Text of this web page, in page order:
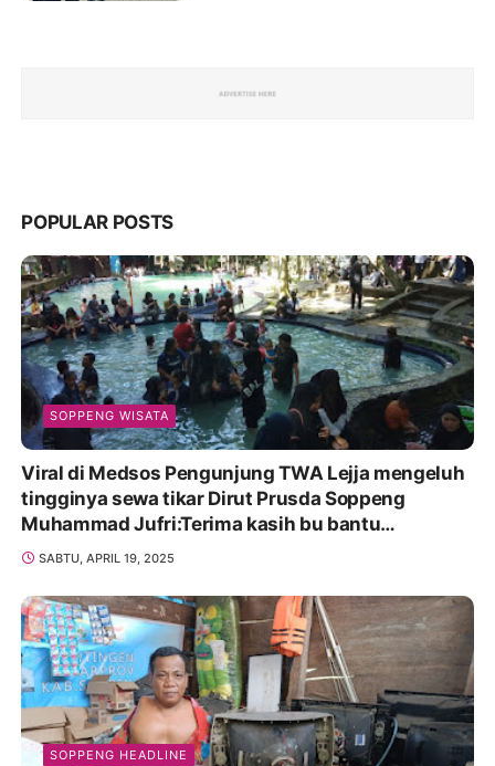
POPULAR POSTS
SOPPENG WISATA
Viral di Medsos Pengunjung TWA Lejja mengeluh
tingginya sewa tikar Dirut Prusda Soppeng
Muhammad Jufri:Terima kasih bu bantu
Promosikan
SABTU, APRIL 19, 2025
SOPPENG HEADLINE